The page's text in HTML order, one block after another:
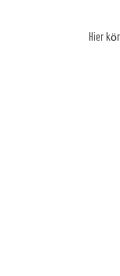
Hier